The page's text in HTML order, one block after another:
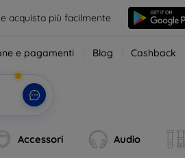
acquista più facilmente
e pagamenti Blog Cashback
Accessori Audio